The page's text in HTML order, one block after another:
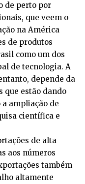
de perto por
que veem o
na América
de produtos
como um dos
de tecnologia. A
depende da
que estão dando
ampliação de
científica e
de alta
aos números
também
altamente